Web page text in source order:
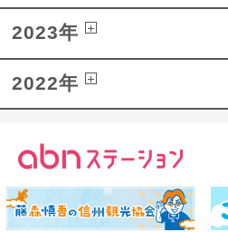
2023年
2022年